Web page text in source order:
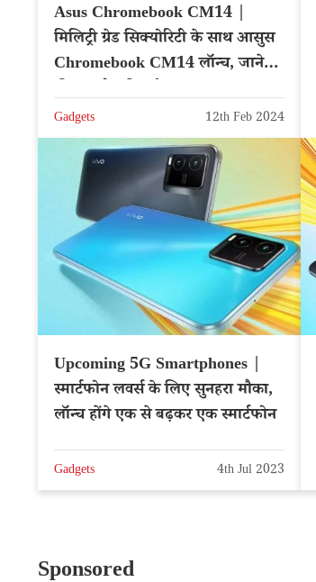
Asus Chromebook CM14 |
मिलिट्री ग्रेड सिक्योरिटी के साथ आसुस
Chromebook CM14 लॉन्च, जाने
Gadgets 12th Feb 2024
Upcoming 5G Smartphones |
स्मार्टफोन लवर्स के लिए सुनहरा मौका,
लॉन्च होंगे एक से बढ़कर एक स्मार्टफोन
Gadgets 4th Jul 2023
Sponsored